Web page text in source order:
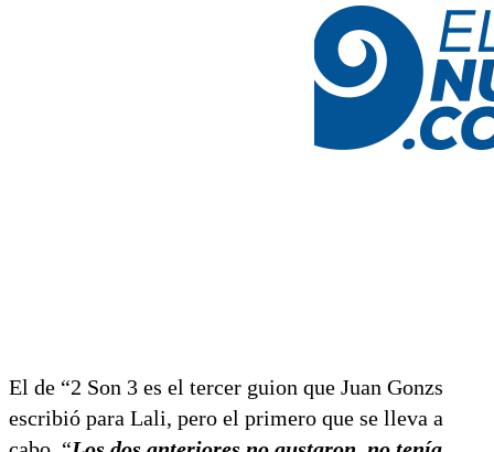
El de “2 Son 3 es el tercer guion que Juan Gonzs
escribió para Lali, pero el primero que se lleva a